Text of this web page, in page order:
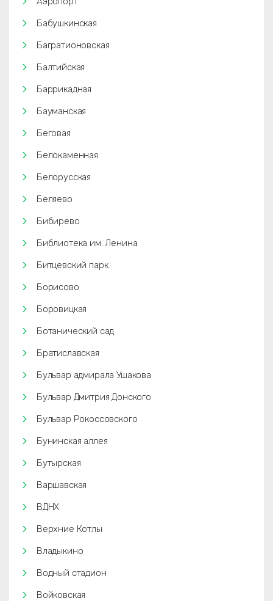
Бабушкинская
Багратионовская
Балтийская
Баррикадная
Бауманская
Беговая
Белокаменная
Белорусская
Беляево
Бибирево
Библиотека им. Ленина
Битцевский парк
Борисово
Боровицкая
Ботанический сад
Братиславская
Бульвар адмирала Ушакова
Бульвар Дмитрия Донского
Бульвар Рокоссовского
Бунинская аллея
Бутырская
Варшавская
ВДНХ
Верхние Котлы
Владыкино
Водный стадион
Войковская